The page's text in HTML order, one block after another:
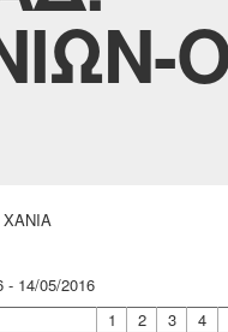
- 14/05/2016
1
2 3 4